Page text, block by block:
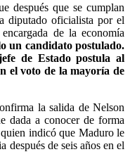
después que se cumplan
diputado oficialista por el
de la economía
un candidato postulado.
de Estado postula al
el voto de la mayoría de
la salida de Nelson
dada a conocer de forma
indicó que Maduro le
después de seis años en el